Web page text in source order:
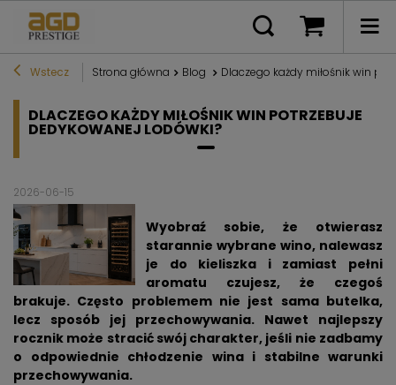
Wstecz Strona główna Blog Dlaczego każdy miłośnik win
DLACZEGO KAŻDY MIŁOŚNIK WIN POTRZEBUJE
DEDYKOWANEJ LODÓWKI?
2026-06-15
Wyobraź sobie, że otwierasz
starannie wybrane wino, nalewasz
je do kieliszka i zamiast pełni
aromatu czujesz, że czegoś
brakuje. Często problemem nie jest sama butelka,
lecz sposób jej przechowywania. Nawet najlepszy
rocznik może stracić swój charakter, jeśli nie zadbamy
o odpowiednie chłodzenie wina i stabilne warunki
przechowywania.